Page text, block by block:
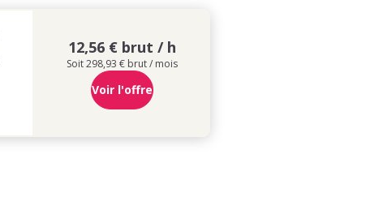
12,56 € brut / h
Soit 298,93 € brut / mois
Voir l'offre